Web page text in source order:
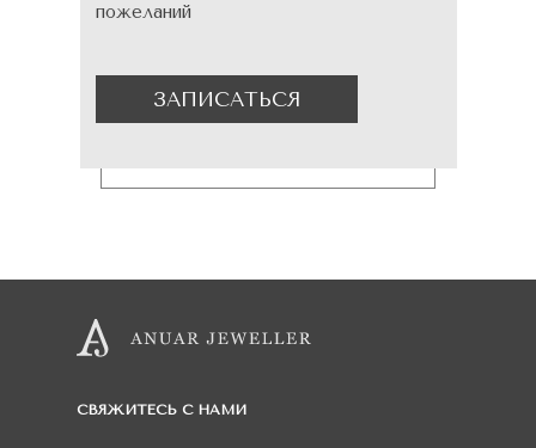
пожеланий
ЗАПИСАТЬСЯ
СВЯЖИТЕСЬ С НАМИ